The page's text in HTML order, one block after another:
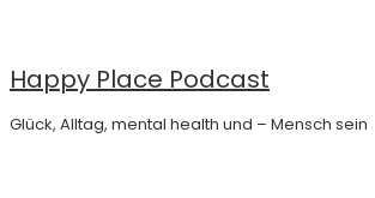
Inhalt
Happy Place Podcast
Glück, Alltag, mental health und – Mensch sein